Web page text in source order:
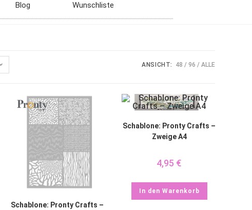
Blog Wunschliste
ANSICHT: 48 96 ALLE
Schablone: Pronty Crafts –
Schablone: Pronty Crafts –
Zweige A4
4,95 €
In den Warenkorb